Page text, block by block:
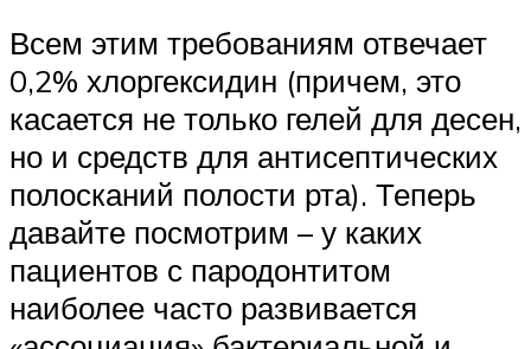
Всем этим требованиям отвечает
0,2% хлоргексидин (причем, это
касается не только гелей для десен,
но и средств для антисептических
полосканий полости рта). Теперь
давайте посмотрим – у каких
пациентов с пародонтитом
наиболее часто развивается